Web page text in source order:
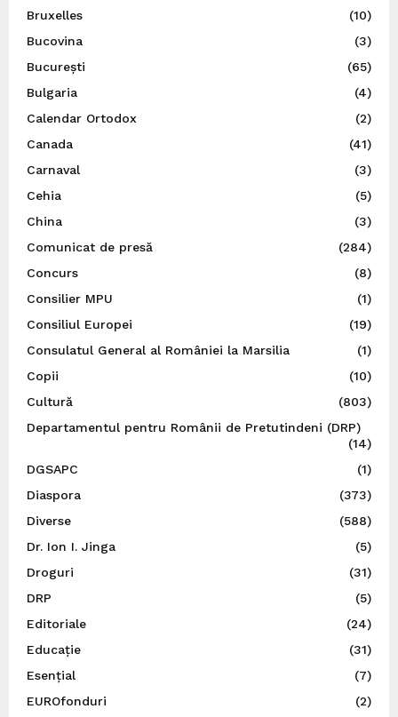
Bruxelles
(10)
Bucovina
(3)
București
(65)
Bulgaria
(4)
Calendar Ortodox
(2)
Canada
(41)
Carnaval
(3)
Cehia
(5)
China
(3)
Comunicat de presă
(284)
Concurs
(8)
Consilier MPU
(1)
Consiliul Europei
(19)
Consulatul General al României la Marsilia
(1)
Copii
(10)
Cultură
(803)
Departamentul pentru Românii de Pretutindeni (DRP)
(14)
DGSAPC
(1)
Diaspora
(373)
Diverse
(588)
Dr. Ion I. Jinga
(5)
Droguri
(31)
DRP
(5)
Editoriale
(24)
Educație
(31)
Esențial
(7)
EUROfonduri
(2)